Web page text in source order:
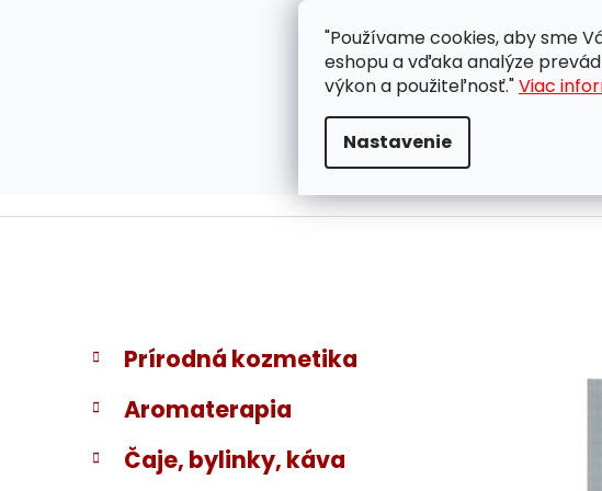
"Používame cookies, aby sme
eshopu a vďaka analýze
výkon a použiteľnosť."Viac
Nastavenie
ZÁKAZNÍCKA PODPORA
B
č
ý
Preskočiť
kategórie
K
a
t
e
ó
Prírodná kozmetika
Aromaterapia
Čaje, bylinky, káva